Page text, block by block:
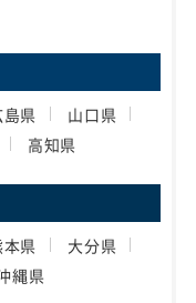
島県
山口県
高知県
県
大分県
縄県